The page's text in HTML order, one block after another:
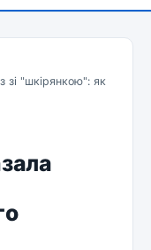
зі "шкірянкою": як